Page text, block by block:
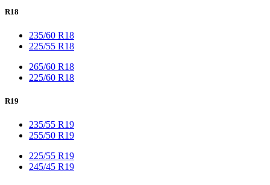
R18
235/60 R18
225/55 R18
265/60 R18
225/60 R18
R19
235/55 R19
255/50 R19
225/55 R19
245/45 R19